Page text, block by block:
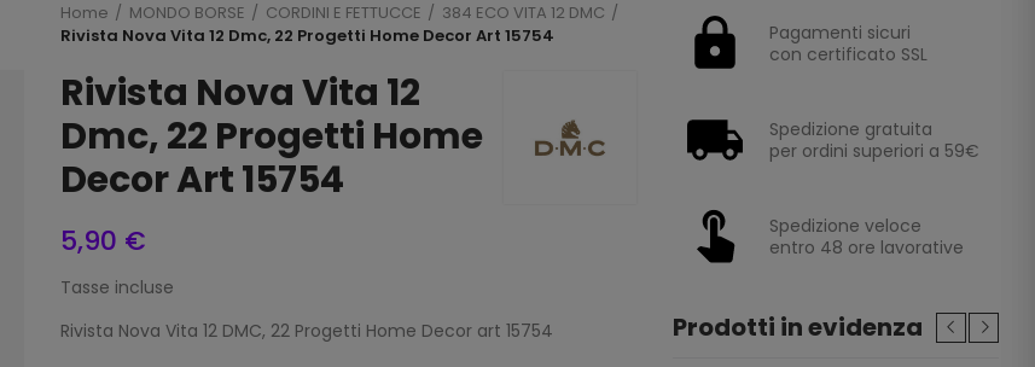
Home MONDO BORSE CORDINI E FETTUCCE
384 ECO VITA 12 DMC
Rivista Nova Vita 12 Dmc, 22 Progetti Home Decor Art 15754
Rivista Nova Vita 12
Dmc, 22 Progetti Home
Decor Art 15754
5,90 €
Tasse incluse
Rivista Nova Vita 12 DMC, 22 Progetti Home Decor art 15754
Pagamenti sicuri
con certificato SSL
Spedizione gratuita
per ordini superiori a 59€
Spedizione veloce
entro 48 ore lavorative
Prodotti in evidenza